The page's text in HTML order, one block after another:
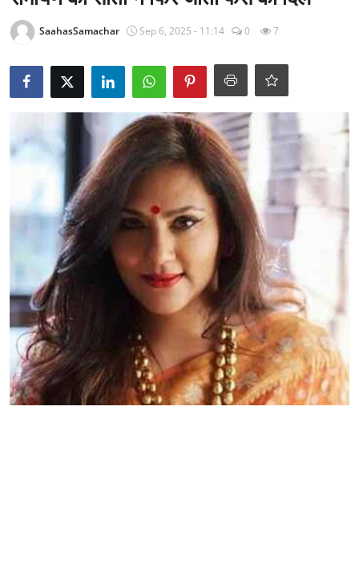
Epaper
लाइफस्टाइल
टेक
SaahasSamachar Sep 6, 2025 - 11:14 0 7